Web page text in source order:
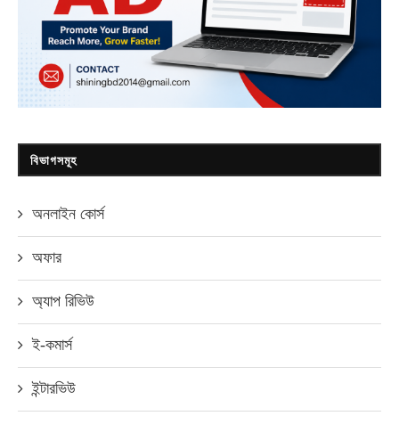
বিভাগসমূহ
অনলাইন কোর্স
অফার
অ্যাপ রিভিউ
ই-কমার্স
ইন্টারভিউ